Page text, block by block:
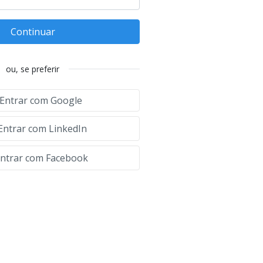
Continuar
ou, se preferir
com Google
com LinkedIn
com Facebook